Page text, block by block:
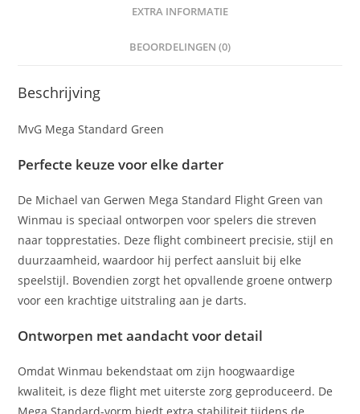
EXTRA INFORMATIE
BEOORDELINGEN (0)
Beschrijving
MvG Mega Standard Green
Perfecte keuze voor elke darter
De Michael van Gerwen Mega Standard Flight Green van
Winmau is speciaal ontworpen voor spelers die streven
naar topprestaties. Deze flight combineert precisie, stijl en
duurzaamheid, waardoor hij perfect aansluit bij elke
speelstijl. Bovendien zorgt het opvallende groene ontwerp
voor een krachtige uitstraling aan je darts.
Ontworpen met aandacht voor detail
Omdat Winmau bekendstaat om zijn hoogwaardige
kwaliteit, is deze flight met uiterste zorg geproduceerd. De
Mega Standard-vorm biedt extra stabiliteit tijdens de